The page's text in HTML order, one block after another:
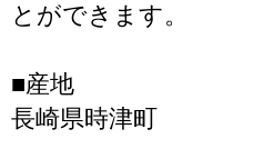
とができます。
■産地
長崎県時津町